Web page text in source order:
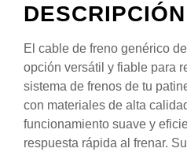
DESCRIPCIÓN
El cable de freno genérico
opción versátil y fiable para
sistema de frenos de tu
con materiales de alta
funcionamiento suave y
respuesta rápida al frenar.